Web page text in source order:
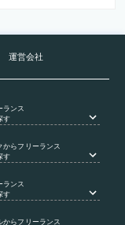
運営会社
ランス
す
からフリーランス
す
ランス
す
からフリーランス